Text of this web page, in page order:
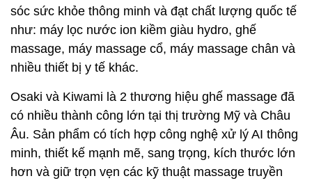
sóc sức khỏe thông minh và đạt chất lượng quốc tế
như: máy lọc nước ion kiềm giàu hydro, ghế
massage, máy massage cổ, máy massage chân và
nhiều thiết bị y tế khác.
Osaki và Kiwami là 2 thương hiệu ghế massage đã
có nhiều thành công lớn tại thị trường Mỹ và Châu
Âu. Sản phẩm có tích hợp công nghệ xử lý AI thông
minh, thiết kế mạnh mẽ, sang trọng, kích thước lớn
hơn và giữ trọn vẹn các kỹ thuật massage truyền